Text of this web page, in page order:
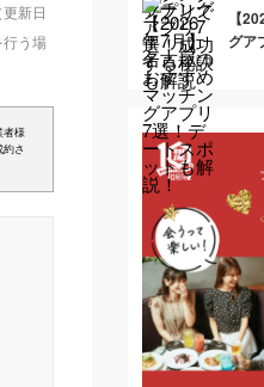
新日
う場
者様
さ
【
グア